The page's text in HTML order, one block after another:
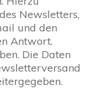
Newsletters,
und den
Antwort.
Die Daten